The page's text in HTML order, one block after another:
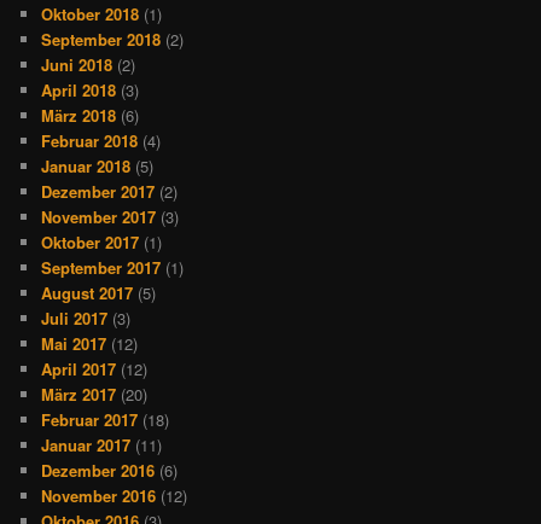
Oktober 2018 (1)
September 2018 (2)
Juni 2018 (2)
April 2018 (3)
März 2018 (6)
Februar 2018 (4)
Januar 2018 (5)
Dezember 2017 (2)
November 2017 (3)
Oktober 2017 (1)
September 2017 (1)
August 2017 (5)
Juli 2017 (3)
Mai 2017 (12)
April 2017 (12)
März 2017 (20)
Februar 2017 (18)
Januar 2017 (11)
Dezember 2016 (6)
November 2016 (12)